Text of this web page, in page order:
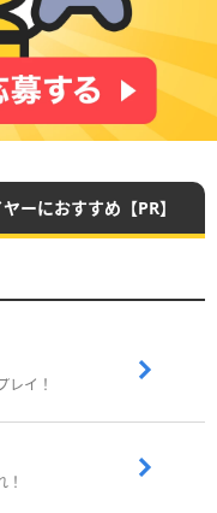
ーにおすすめ【PR】
レイ！